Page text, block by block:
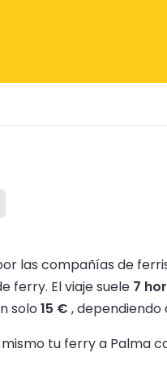
las compañías de
ferry. El viaje suele 7
solo 15 € ,
tu ferry a Palma